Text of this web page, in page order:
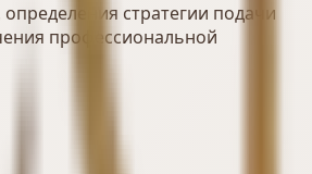
стратегии подачи
профессиональной